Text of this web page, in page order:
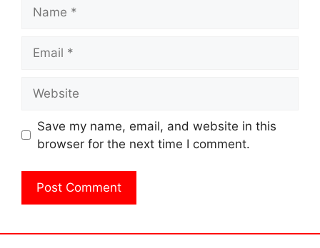
Save my name, email, and website in this
browser for the next time I comment.